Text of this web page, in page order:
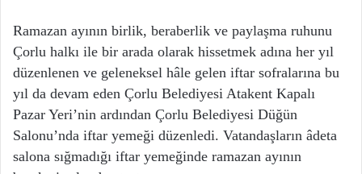
Ramazan ayının birlik, beraberlik ve paylaşma ruhunu
Çorlu halkı ile bir arada olarak hissetmek adına her yıl
düzenlenen ve geleneksel hâle gelen iftar sofralarına bu
yıl da devam eden Çorlu Belediyesi Atakent Kapalı
Pazar Yeri’nin ardından Çorlu Belediyesi Düğün
Salonu’nda iftar yemeği düzenledi. Vatandaşların âdeta
salona sığmadığı iftar yemeğinde ramazan ayının